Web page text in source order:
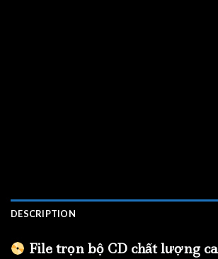
DESCRIPTION
File trọn bộ CD chất lượng